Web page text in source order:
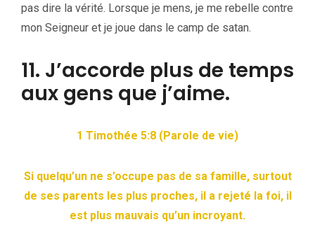
pas dire la vérité. Lorsque je mens, je me rebelle contre
mon Seigneur et je joue dans le camp de satan.
11. J’accorde plus de temps
aux gens que j’aime.
1 Timothée 5:8 (Parole de vie)
Si quelqu’un ne s’occupe pas de sa famille, surtout
de ses parents les plus proches, il a rejeté la foi, il
est plus mauvais qu’un incroyant.